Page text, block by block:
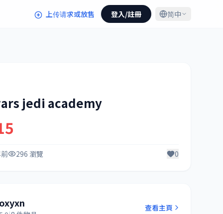
上传请求或放售 登入/註冊 简中
jedi academy
296 瀏覽 0
查看主頁